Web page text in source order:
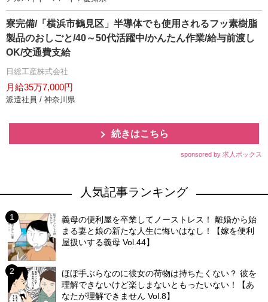
寮完備/「横浜市鶴見区」半導体でも使用されるフッ素樹脂
製品のおしごと/40～50代活躍中/かんたん作業/給与前渡し
OK/交通費支給
日総工産株式会社
月給35万7,000円
派遣社員 / 神奈川県
続きはこちら
sponsored by 求人ボックス
人気記事ランキング
義母の便利屋を卒業してノーストレス！ 離婚から始
まる妻と娘の新たな人生に悔いはなし！【嫁を便利
屋扱いする義母 Vol.44】
ほぼ手ぶらなのに彼女の荷物は持ちたくない？ 彼を
理解できないけど楽しまないともったいない！【あ
なたが理解できません Vol.8】